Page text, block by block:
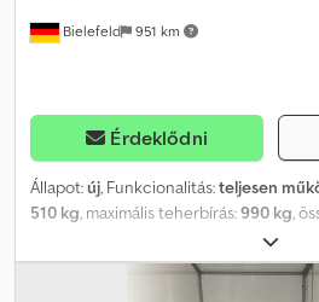
Bielefeld 951 km
Érdeklődni
Állapot:új, Funkcionalitás:teljesen
510 kg, maximális teherbírás:990 kg,
, raktér
szélesség:1 500 mm, raktérmagasság:
JÁRMŰ* Hapert Sapphire L 1 100 km/